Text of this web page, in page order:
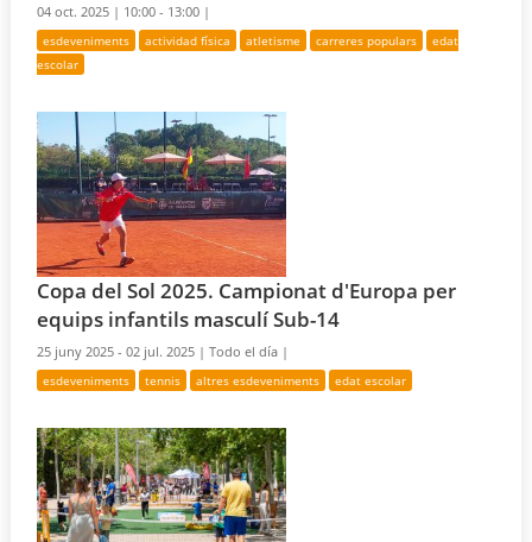
04 oct. 2025 | 10:00 - 13:00 |
esdeveniments actividad física atletisme carreres populars
edat
escolar
Copa del Sol 2025. Campionat d'Europa per
equips infantils masculí Sub-14
25 juny 2025 - 02 jul. 2025 |Todo el día |
esdeveniments tennis altres esdeveniments edat escolar